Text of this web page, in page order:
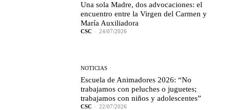
Una sola Madre, dos advocaciones: el
encuentro entre la Virgen del Carmen y
María Auxiliadora
CSC - 24/07/2026
NOTICIAS
Escuela de Animadores 2026: “No
trabajamos con peluches o juguetes;
trabajamos con niños y adolescentes”
CSC - 22/07/2026